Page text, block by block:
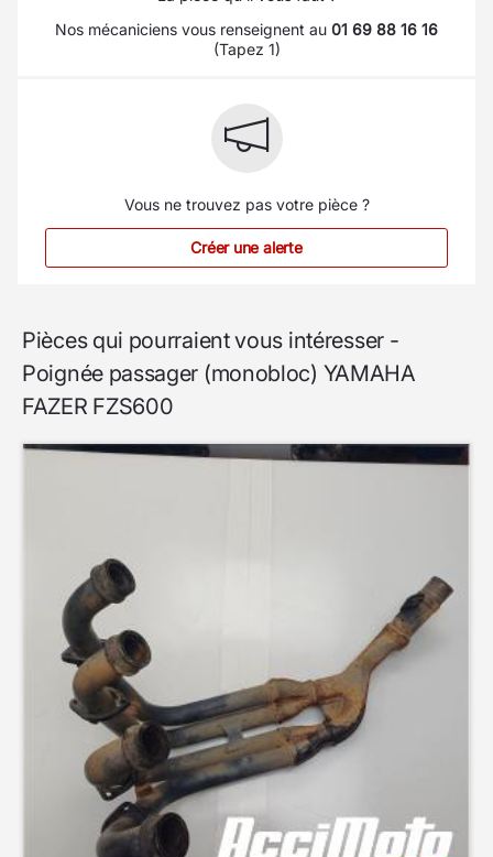
Nos mécaniciens vous renseignent au 01 69 88 16 16
(Tapez 1)
Vous ne trouvez pas votre pièce ?
Créer une alerte
Pièces qui pourraient vous intéresser -
Poignée passager (monobloc) YAMAHA
FAZER FZS600